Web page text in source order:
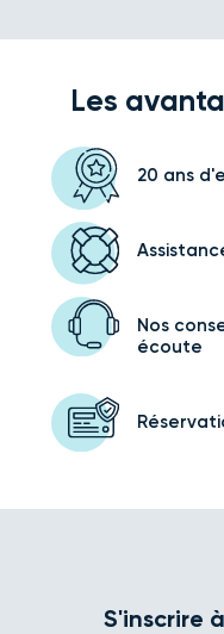
Les
20 ans
Nos
écoute
S'inscrire